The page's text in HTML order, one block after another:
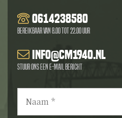
0614238580
Bereikbaar van 8.00 tot 22.00 uur
info@cm1940.nl
Stuur ons een e-mail bericht
Naam *